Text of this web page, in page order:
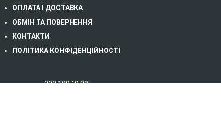
ОПЛАТА І ДОСТАВКА
ОБМІН ТА ПОВЕРНЕННЯ
КОНТАКТИ
ПОЛІТИКА КОНФІДЕНЦІЙНОСТІ
098 180 20 80